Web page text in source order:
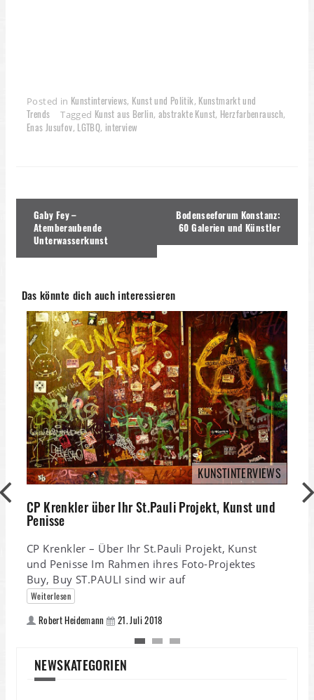
Posted in Kunstinterviews, Kunst und Politik, Kunstmarkt und
Trends
Tagged Kunst aus Berlin, abstrakte Kunst, Herzfarbenrausch,
Enas Jusufov, LGTBQ, interview
Beitragsnavigation
Gaby Fey –
Atemberaubende
Unterwasserkunst
Bodenseeforum Konstanz:
60 Galerien und Künstler
Das könnte dich auch interessieren
KUNSTINTERVIEWS
CP Krenkler über Ihr St.Pauli Projekt, Kunst und
Penisse
CP Krenkler – Über Ihr St.Pauli Projekt, Kunst
und Penisse Im Rahmen ihres Foto-Projektes
Buy, Buy ST.PAULI sind wir auf
Weiterlesen
Robert Heidemann 21. Juli 2018
NEWSKATEGORIEN